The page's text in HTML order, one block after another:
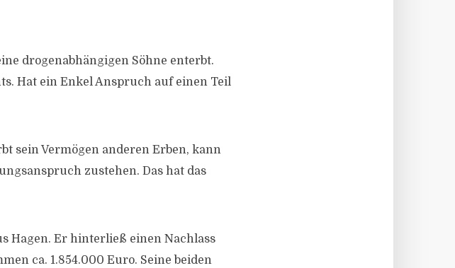
drogenabhängigen Söhne enterbt.
Hat ein Enkel Anspruch auf einen Teil
sein Vermögen anderen Erben, kann
zustehen. Das hat das
Hagen. Er hinterließ einen Nachlass
ca. 1.854.000 Euro. Seine beiden